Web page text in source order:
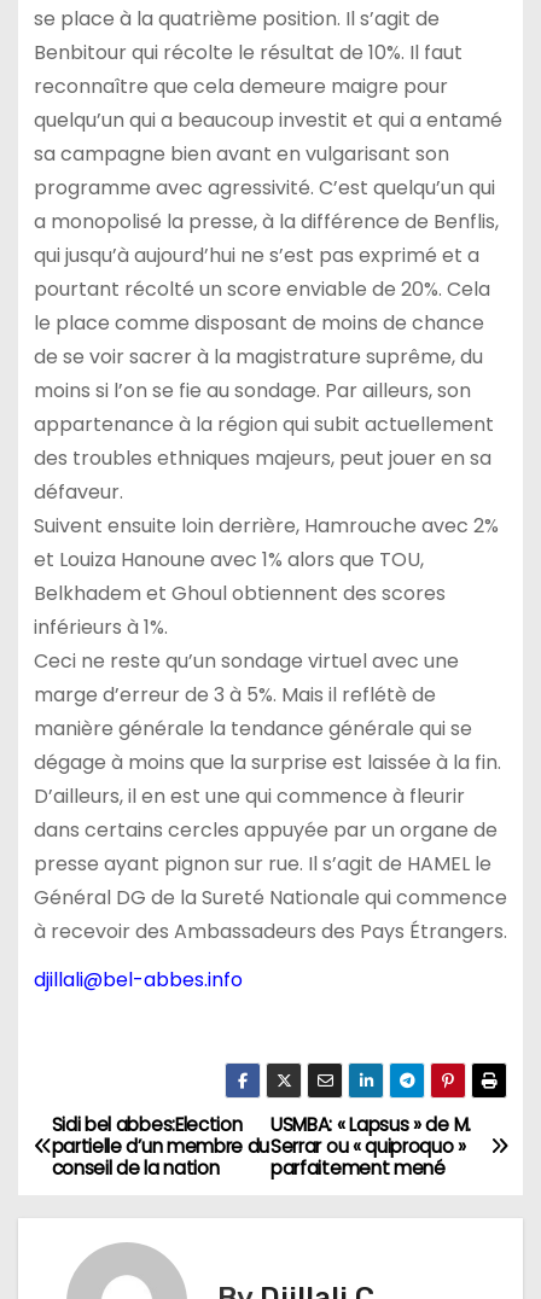
se place à la quatrième position. Il s’agit de
Benbitour qui récolte le résultat de 10%. Il faut
reconnaître que cela demeure maigre pour
quelqu’un qui a beaucoup investit et qui a entamé
sa campagne bien avant en vulgarisant son
programme avec agressivité. C’est quelqu’un qui
a monopolisé la presse, à la différence de Benflis,
qui jusqu’à aujourd’hui ne s’est pas exprimé et a
pourtant récolté un score enviable de 20%. Cela
le place comme disposant de moins de chance
de se voir sacrer à la magistrature suprême, du
moins si l’on se fie au sondage. Par ailleurs, son
appartenance à la région qui subit actuellement
des troubles ethniques majeurs, peut jouer en sa
défaveur.
Suivent ensuite loin derrière, Hamrouche avec 2%
et Louiza Hanoune avec 1% alors que TOU,
Belkhadem et Ghoul obtiennent des scores
inférieurs à 1%.
Ceci ne reste qu’un sondage virtuel avec une
marge d’erreur de 3 à 5%. Mais il reflétè de
manière générale la tendance générale qui se
dégage à moins que la surprise est laissée à la fin.
D’ailleurs, il en est une qui commence à fleurir
dans certains cercles appuyée par un organe de
presse ayant pignon sur rue. Il s’agit de HAMEL le
Général DG de la Sureté Nationale qui commence
à recevoir des Ambassadeurs des Pays Étrangers.
djillali@bel-abbes.info
N
a
USMBA: « Lapsus » de M.
Serrar ou « quiproquo »
parfaitement mené
Sidi bel abbes:Election
partielle d’un membre du
conseil de la nation